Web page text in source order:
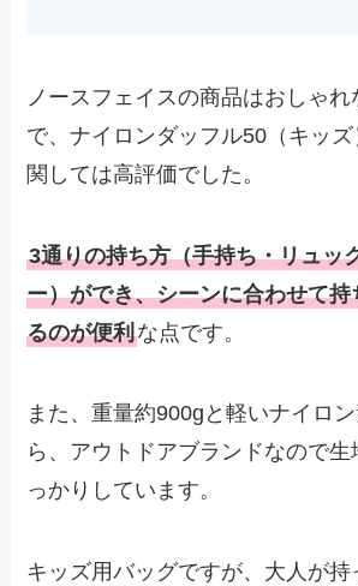
ノースフェイスの商品はおしゃ
で、ナイロンダッフル50（キッ
関しては高評価でした。
3通りの持ち方（手持ち・リュッ
ー）ができ、シーンに合わせて
るのが便利な点です。
また、重量約900gと軽いナイロ
ら、アウトドアブランドなので生
っかりしています。
キッズ用バッグですが、大人が